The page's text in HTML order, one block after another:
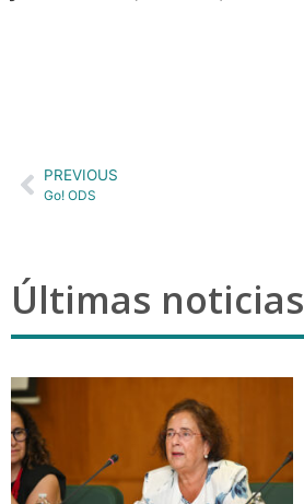
PREVIOUS
Go! ODS
Últimas noticias